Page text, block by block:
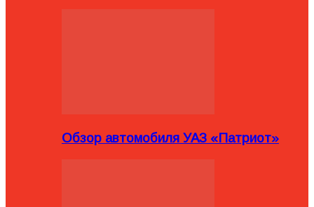
Обзор автомобиля УАЗ «Патриот»